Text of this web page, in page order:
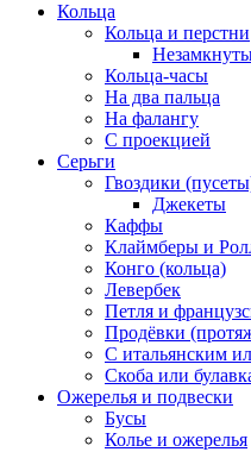
Кольца
Кольца и перстни
Кольца-часы
На два пальца
На фалангу
С проекцией
Серьги
Гвоздики
Джекеты
Каффы
Клаймберы и
Конго (кольца)
Левербек
Петля и
Продёвки
С итальянским
Скоба или
Ожерелья и подвески
Бусы
Колье и ожерелья